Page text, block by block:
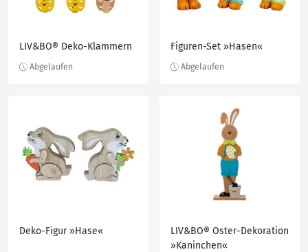
LIV&BO® Deko-Klammern Figuren-Set »Hasen«
Deko-Figur »Hase«
LIV&BO® Oster-Dekoration
»Kaninchen«